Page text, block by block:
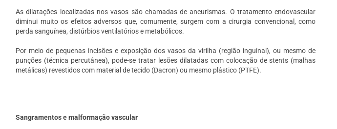
As dilatações localizadas nos vasos são chamadas de aneurismas. O tratamento endovascular
diminui muito os efeitos adversos que, comumente, surgem com a cirurgia convencional, como
perda sanguínea, distúrbios ventilatórios e metabólicos.
Por meio de pequenas incisões e exposição dos vasos da virilha (região inguinal), ou mesmo de
punções (técnica percutânea), pode-se tratar lesões dilatadas com colocação de stents (malhas
metálicas) revestidos com material de tecido (Dacron) ou mesmo plástico (PTFE).
Sangramentos e malformação vascular